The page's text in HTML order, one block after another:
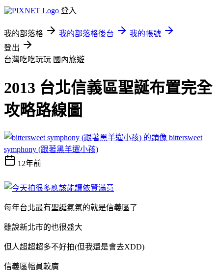
登入
我的部落格 我的部落格後台
我的帳號
登出
台灣吃吃玩玩 國內旅遊
2013 台北信義區聖誕布置完全
攻略路線圖
bittersweet
symphony (跟著黑羊遛小孩)
12年前
每年台北最有聖誕氣氛的就是信義區了
雖說新北市的也很盛大
但人超超超多不好拍(但我還是會去XDD)
信義區幅員較廣